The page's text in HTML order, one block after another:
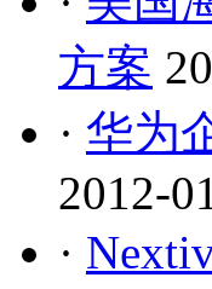
方案
· 华为
2012-
·